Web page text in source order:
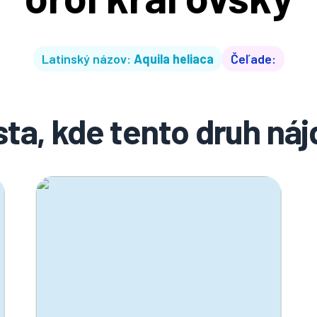
Latinský názov: Aquila heliaca Čeľade:
kde tento druh